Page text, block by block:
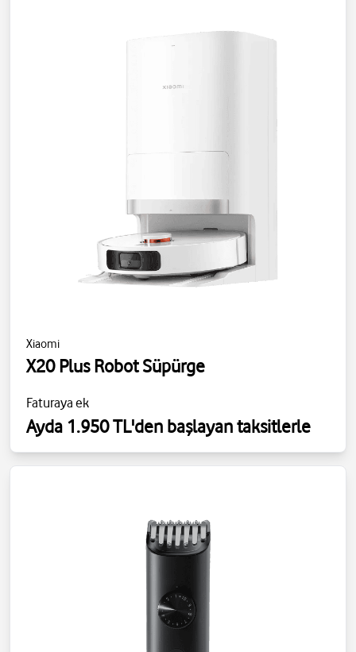
Xiaomi
X20 Plus Robot Süpürge
Faturaya ek
Ayda 1.950 TL'den başlayan taksitlerle